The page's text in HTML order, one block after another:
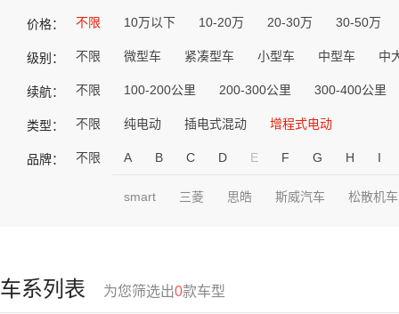
价格： 不限 10万以下 10-20万 20-30万 30-50万
级别： 不限 微型车 紧凑型车 小型车 中型车 中
续航： 不限 100-200公里 200-300公里 300-400公里
类型： 不限 纯电动 插电式混动 增程式电动
品牌： 不限 A B C D E F G H I
smart 三菱 思皓 斯威汽车 松散机车
车系列表 为您筛选出0款车型